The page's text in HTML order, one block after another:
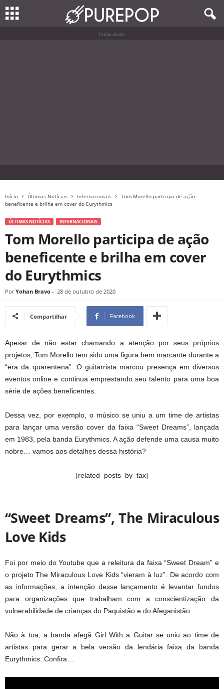
Publicidade
Início Últimas Notícias Internacionais
Tom Morello participa de ação
beneficente e brilha em cover do Eurythmics
ÚLTIMAS NOTÍCIAS INTERNACIONAIS
Tom Morello participa de ação
beneficente e brilha em cover
do Eurythmics
Por Yohan Bravo - 28 de outubro de 2020
Compartilhar Facebook
Apesar de não estar chamando a atenção por seus próprios
projetos, Tom Morello tem sido uma figura bem marcante durante a
“era da quarentena”. O guitarrista marcou presença em diversos
eventos online e continua emprestando seu talento para uma boa
série de ações beneficentes.
Dessa vez, por exemplo, o músico se uniu a um time de artistas
para lançar uma versão cover da faixa “Sweet Dreams”, lançada
em 1983, pela banda Eurythmics. A ação defende uma causa muito
nobre… vamos aos detalhes dessa história?
[related_posts_by_tax]
“Sweet Dreams”, The Miraculous
Love Kids
Foi por meio do Youtube que a releitura da faixa “Sweet Dream” e
o projeto The Miraculous Love Kids “vieram à luz”. De acordo com
as informações, a intenção desse lançamento é levantar fundos
para organizações que trabalham com a conscientização da
vulnerabilidade de crianças do Paquistão e do Afeganistão.
Não à toa, a banda afegã Girl With a Guitar se uniu ao time de
artistas para gerar a bela versão da lendária faixa da banda
Eurythmics. Confira…